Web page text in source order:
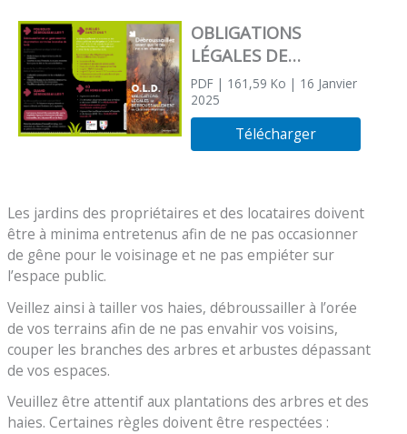
OBLIGATIONS
LÉGALES DE
DÉBROUSSAILLEMEN
T en Charente-
Maritime
PDF| 161,59 Ko | 16 Janvier
2025
Télécharger
Les jardins des propriétaires et des locataires doivent
être à minima entretenus afin de ne pas occasionner
de gêne pour le voisinage et ne pas empiéter sur
l’espace public.
Veillez ainsi à tailler vos haies, débroussailler à l’orée
de vos terrains afin de ne pas envahir vos voisins,
couper les branches des arbres et arbustes dépassant
de vos espaces.
Veuillez être attentif aux plantations des arbres et des
haies. Certaines règles doivent être respectées :